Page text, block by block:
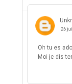
26
Oh tu es
Moi je dis